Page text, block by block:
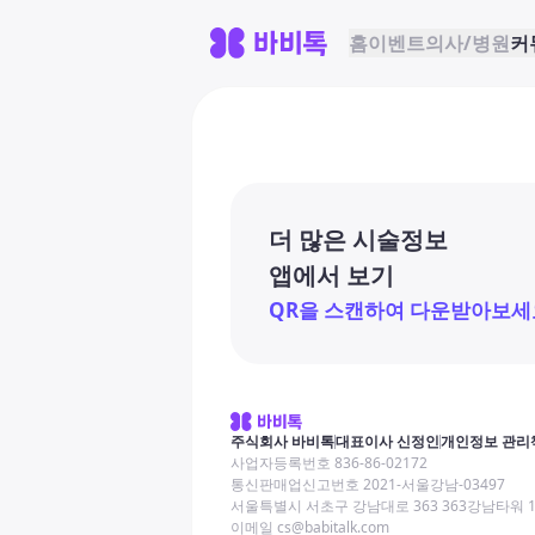
홈이벤트의사/병원커
더 많은 시술정보
앱에서 보기
QR을 스캔하여 다운받아보세
주식회사 바비톡대표이사 신정인개인정보 관리
사업자등록번호 836-86-02172
통신판매업신고번호 2021-서울강남-03497
서울특별시 서초구 강남대로 363 363강남타워
이메일 cs@babitalk.com